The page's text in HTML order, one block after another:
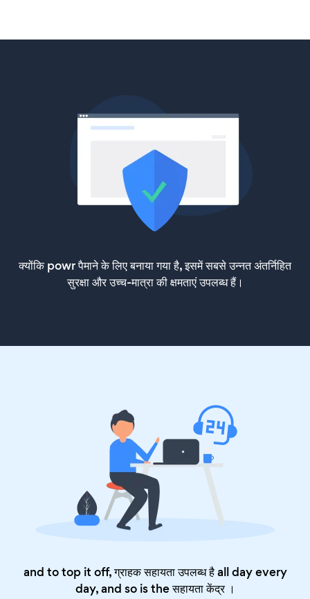
क्योंकि powr पैमाने के लिए बनाया गया है, इसमें सबसे उन्नत अंतर्निहित
सुरक्षा और उच्च-मात्रा की क्षमताएं उपलब्ध हैं।
and to top it off, ग्राहक सहायता उपलब्ध है all day every
day, and so is theसहायता केंद्र।